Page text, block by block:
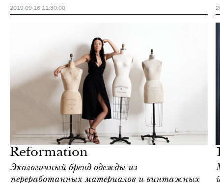
2019-09-16 11:30:00
Reformation
Экологичный бренд одежды из
переработанных материалов и винтажных
Йорк